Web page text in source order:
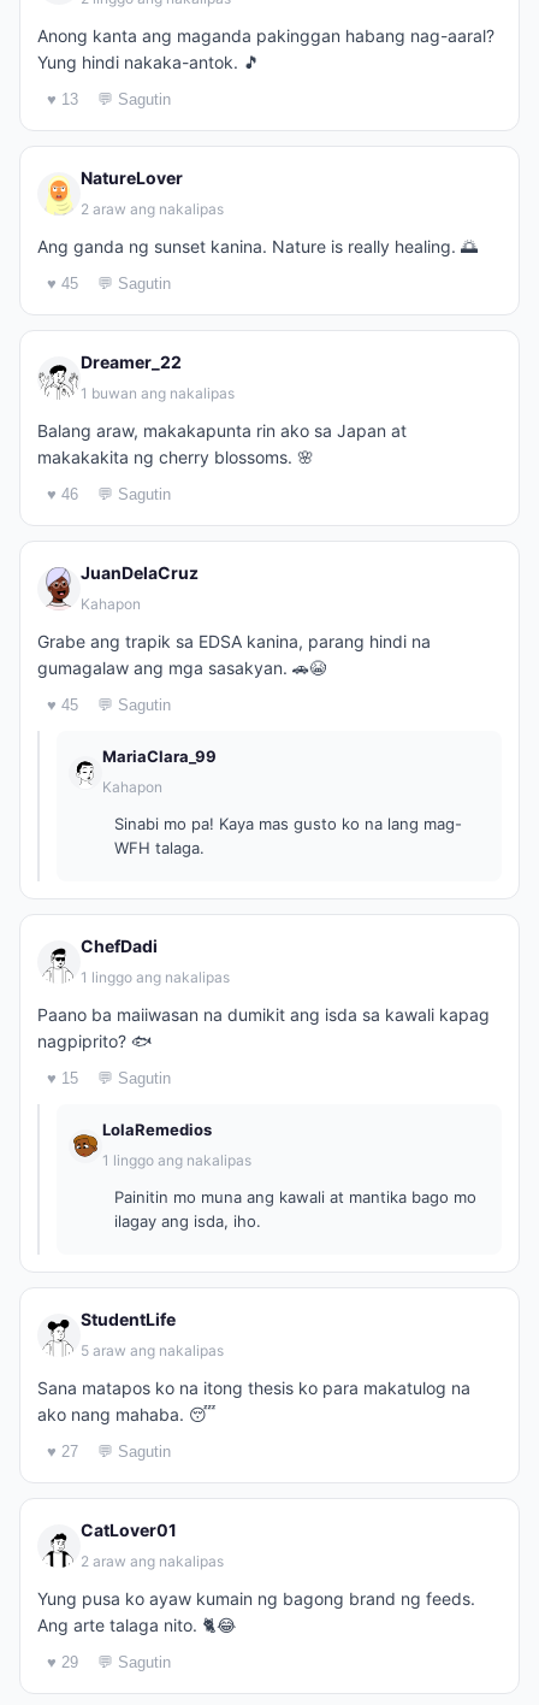
Anong kanta ang maganda pakinggan habang nag-aaral?
Yung hindi nakaka-antok. 🎵
♥ 13 💬 Sagutin
NatureLover
2 araw ang nakalipas
Ang ganda ng sunset kanina. Nature is really healing. 🌅
♥ 45 💬 Sagutin
Dreamer_22
1 buwan ang nakalipas
Balang araw, makakapunta rin ako sa Japan at
makakakita ng cherry blossoms. 🌸
♥ 46 💬 Sagutin
JuanDelaCruz
Kahapon
Grabe ang trapik sa EDSA kanina, parang hindi na
gumagalaw ang mga sasakyan. 🚗😭
♥ 45 💬 Sagutin
MariaClara_99
Kahapon
Sinabi mo pa! Kaya mas gusto ko na lang mag-
WFH talaga.
ChefDadi
1 linggo ang nakalipas
Paano ba maiiwasan na dumikit ang isda sa kawali kapag
nagpiprito? 🐟
♥ 15 💬 Sagutin
LolaRemedios
1 linggo ang nakalipas
Painitin mo muna ang kawali at mantika bago mo
ilagay ang isda, iho.
StudentLife
5 araw ang nakalipas
Sana matapos ko na itong thesis ko para makatulog na
ako nang mahaba. 😴
♥ 27 💬 Sagutin
CatLover01
2 araw ang nakalipas
Yung pusa ko ayaw kumain ng bagong brand ng feeds.
Ang arte talaga nito. 🐈😂
♥ 29 💬 Sagutin